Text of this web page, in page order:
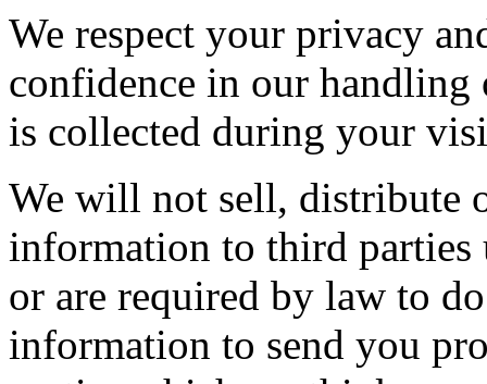
We respect your privacy
confidence in our
is collected during your
We will not sell, distribute
information to third parties
or are required by law to
information to send you